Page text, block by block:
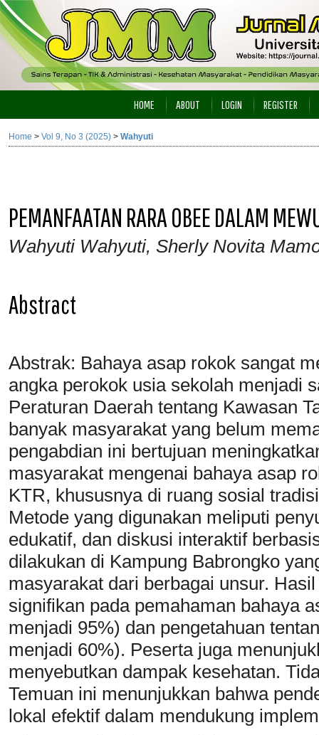
HOME ABOUT LOGIN REGISTER
Home > Vol 9, No 3 (2025) > Wahyuti
PEMANFAATAN RARA OBEE DALAM
Wahyuti Wahyuti, Sherly Novita
Abstract
Abstrak: Bahaya asap rokok sangat
angka perokok usia sekolah menjadi
Peraturan Daerah tentang Kawasan
banyak masyarakat yang belum
pengabdian ini bertujuan
masyarakat mengenai bahaya asap
KTR, khususnya di ruang sosial
Metode yang digunakan meliputi
edukatif, dan diskusi interaktif
dilakukan di Kampung Babrongko
masyarakat dari berbagai unsur.
signifikan pada pemahaman bahaya
menjadi 95%) dan pengetahuan
menjadi 60%). Peserta juga
menyebutkan dampak kesehatan.
Temuan ini menunjukkan bahwa
lokal efektif dalam mendukung